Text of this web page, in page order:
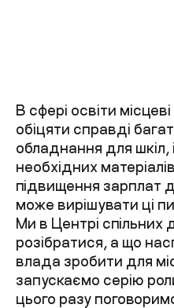
В сфері освіти
обіцяти справді
обладнання для шкіл,
необхідних
підвищення зарплат
може вирішувати ці
Ми в Центрі спільних
розібратися, а що
влада зробити для
запускаємо серію
цього разу